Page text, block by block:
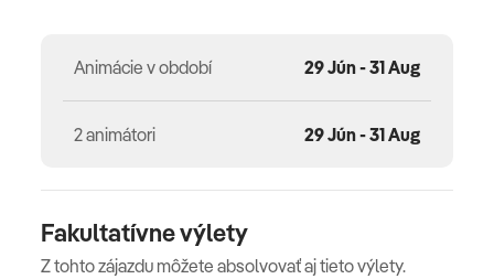
kapacity, poistenie insolventnosti, delegáta CK na
Celková cena nezahŕňa
Komplexné cestovné poistenie - viac informácií v CK.
Oficiálne hodnotenie
Animácie v období 29 Jún - 31 Aug
2 animátori 29 Jún - 31 Aug
Fakultatívne výlety
Z tohto zájazdu môžete absolvovať aj tieto výlety.